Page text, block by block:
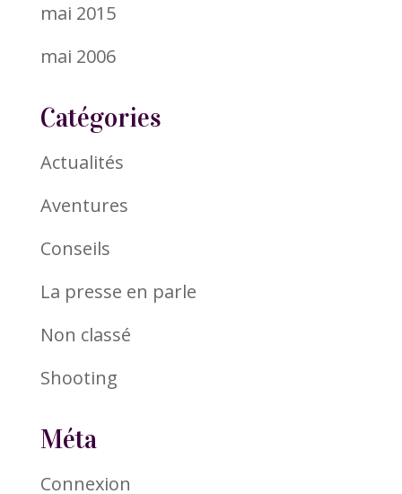
mai 2015
mai 2006
Catégories
Actualités
Aventures
Conseils
La presse en parle
Non classé
Shooting
Méta
Connexion